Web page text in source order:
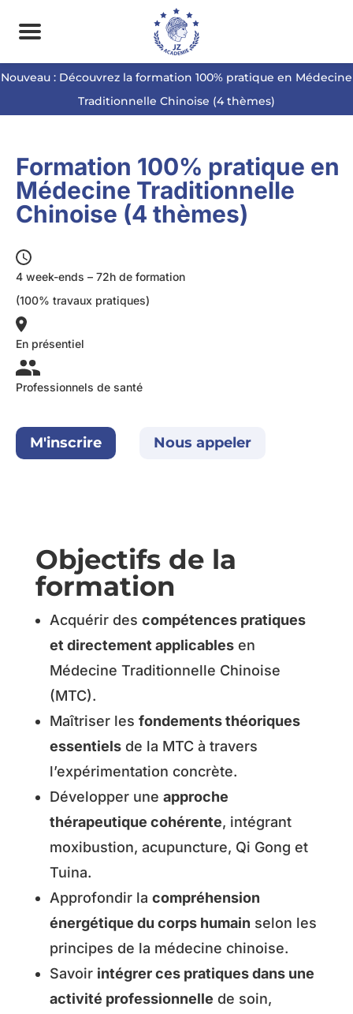
Nouveau : Découvrez la formation 100% pratique en Médecine
Traditionnelle Chinoise (4 thèmes)
Formation 100% pratique en
Médecine Traditionnelle
Chinoise (4 thèmes)
4 week-ends – 72h de formation
(100% travaux pratiques)
En présentiel
Professionnels de santé
M'inscrire Nous appeler
Objectifs de la
formation
Acquérir des compétences pratiques
et directement applicablesen
Médecine Traditionnelle Chinoise
(MTC).
Maîtriser les fondements théoriques
essentielsde la MTC à travers
l’expérimentation concrète.
Développer une approche
thérapeutique cohérente, intégrant
moxibustion, acupuncture, Qi Gong et
Tuina.
Approfondir la compréhension
énergétique du corps humain selon les
principes de la médecine chinoise.
Savoir intégrer ces pratiques dans une
activité professionnelle de soin,